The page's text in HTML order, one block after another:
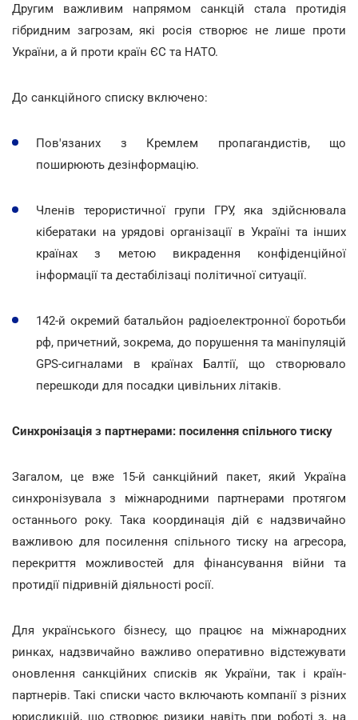
Другим важливим напрямом санкцій стала протидія
гібридним загрозам, які росія створює не лише проти
України, а й проти країн ЄС та НАТО.
До санкційного списку включено:
Пов'язаних з Кремлем пропагандистів, що
поширюють дезінформацію.
Членів терористичної групи ГРУ, яка здійснювала
кібератаки на урядові організації в Україні та інших
країнах з метою викрадення конфіденційної
інформації та дестабілізаці політичної ситуації.
142-й окремий батальйон радіоелектронної боротьби
рф, причетний, зокрема, до порушення та маніпуляцій
GPS-сигналами в країнах Балтії, що створювало
перешкоди для посадки цивільних літаків.
Синхронізація з партнерами: посилення спільного тиску
Загалом, це вже 15-й санкційний пакет, який Україна
синхронізувала з міжнародними партнерами протягом
останнього року. Така координація дій є надзвичайно
важливою для посилення спільного тиску на агресора,
перекриття можливостей для фінансування війни та
протидії підривній діяльності росії.
Для українського бізнесу, що працює на міжнародних
ринках, надзвичайно важливо оперативно відстежувати
оновлення санкційних списків як України, так і країн-
партнерів. Такі списки часто включають компанії з різних
юрисдикцій, що створює ризики навіть при роботі з, на